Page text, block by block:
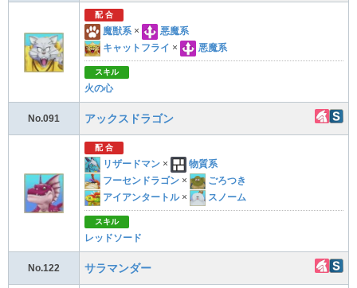
配 合
魔獣系 ×
悪魔系
キャットフライ × 悪魔系
スキル
火の心
No.091 アックスドラゴン
配 合
リザードマン ×
物質系
フーセンドラゴン ×
ごろつき
アイアンタートル × スノーム
スキル
レッドソード
No.122 サラマンダー